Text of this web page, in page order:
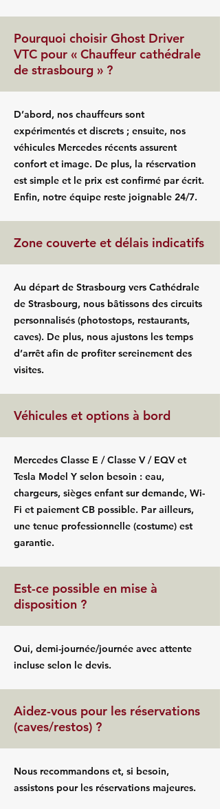
Pourquoi choisir Ghost Driver
VTC pour « Chauffeur cathédrale
de strasbourg » ?
D’abord, nos chauffeurs sont
expérimentés et discrets ; ensuite, nos
véhicules Mercedes récents assurent
confort et image. De plus, la réservation
est simple et le prix est confirmé par écrit.
Enfin, notre équipe reste joignable 24/7.
Zone couverte et délais indicatifs
Au départ de Strasbourg vers Cathédrale
de Strasbourg, nous bâtissons des circuits
personnalisés (photostops, restaurants,
caves). De plus, nous ajustons les temps
d’arrêt afin de profiter sereinement des
visites.
Véhicules et options à bord
Mercedes Classe E / Classe V / EQV et
Tesla Model Y selon besoin : eau,
chargeurs, sièges enfant sur demande, Wi-
Fi et paiement CB possible. Par ailleurs,
une tenue professionnelle (costume) est
garantie.
Est-ce possible en mise à
disposition ?
Oui, demi-journée/journée avec attente
incluse selon le devis.
Aidez-vous pour les réservations
(caves/restos) ?
Nous recommandons et, si besoin,
assistons pour les réservations majeures.